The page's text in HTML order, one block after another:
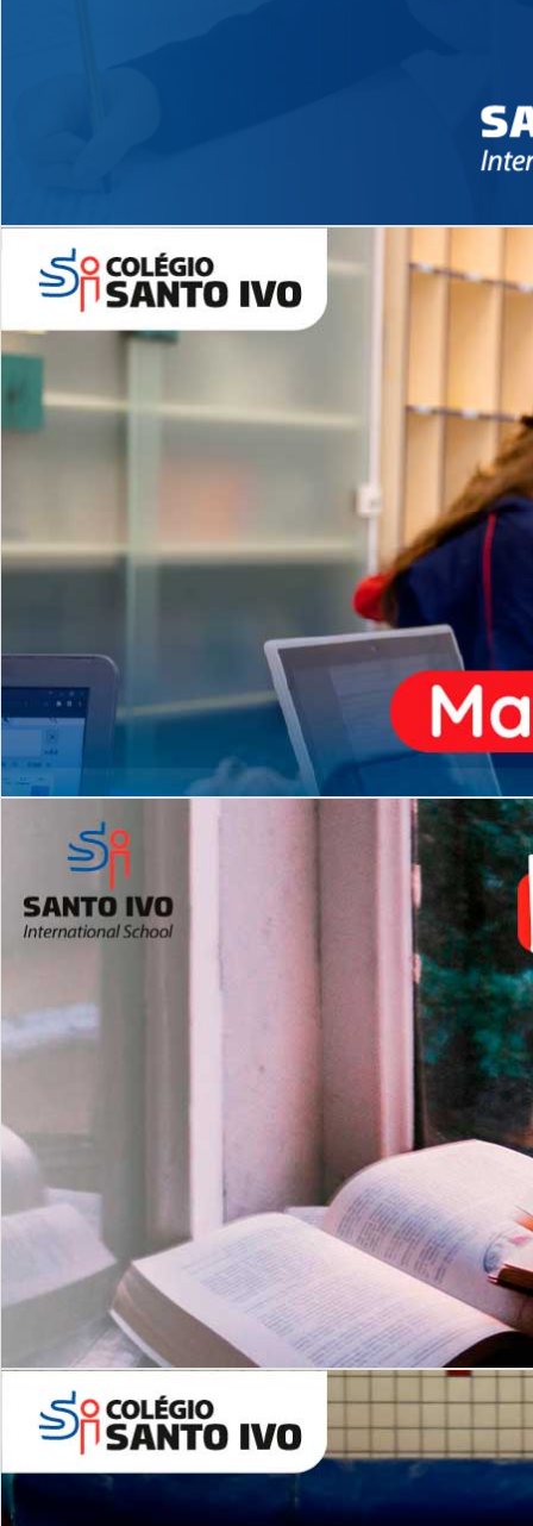
Novidades 2026 High School
Matrículas Abertas 2026
Leituras Literárias
EDUCAÇÃO INFANTIL
Inglês todos os dias
MÉDIO
igh School
Dupla Diplomação
2º AO 5º ANO FUNDAMENTAL
es
Com imersão Bilingue - Anos
Finais
6º AO 9º ANO FUNDAMENTAL
Inglês: Turmas Reduzidas
(Proficiência)
ALUNOS NOVOS
Entre em Contato